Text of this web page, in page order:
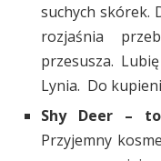
suchych skórek.
rozjaśnia
przesusza.
Lynia. Do
Shy Deer
–
Przyjemny